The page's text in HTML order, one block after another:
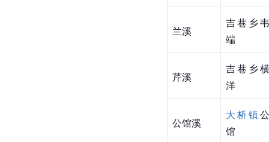
兰溪
吉巷乡韦
端
芹溪
吉巷乡横
洋
公馆溪
大桥镇公
馆